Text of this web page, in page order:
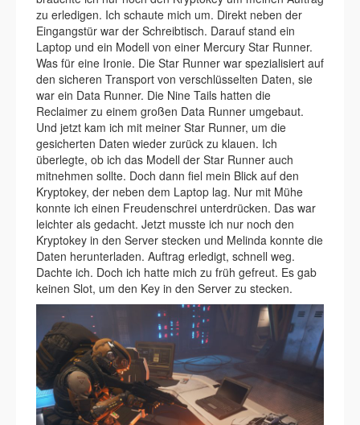
zu erledigen. Ich schaute mich um. Direkt neben der
Eingangstür war der Schreibtisch. Darauf stand ein
Laptop und ein Modell von einer Mercury Star Runner.
Was für eine Ironie. Die Star Runner war spezialisiert auf
den sicheren Transport von verschlüsselten Daten, sie
war ein Data Runner. Die Nine Tails hatten die
Reclaimer zu einem großen Data Runner umgebaut.
Und jetzt kam ich mit meiner Star Runner, um die
gesicherten Daten wieder zurück zu klauen. Ich
überlegte, ob ich das Modell der Star Runner auch
mitnehmen sollte. Doch dann fiel mein Blick auf den
Kryptokey, der neben dem Laptop lag. Nur mit Mühe
konnte ich einen Freudenschrei unterdrücken. Das war
leichter als gedacht. Jetzt musste ich nur noch den
Kryptokey in den Server stecken und Melinda konnte die
Daten herunterladen. Auftrag erledigt, schnell weg.
Dachte ich. Doch ich hatte mich zu früh gefreut. Es gab
keinen Slot, um den Key in den Server zu stecken.